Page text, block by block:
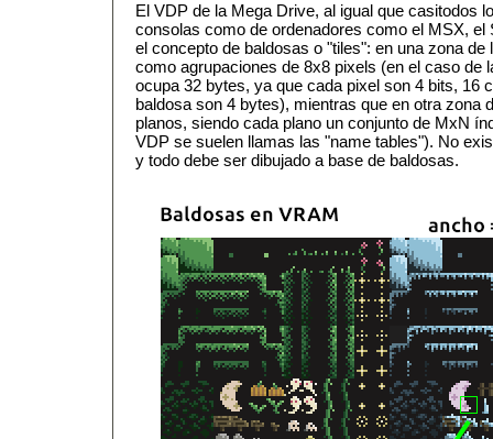
El VDP de la Mega Drive, al igual que casitodos
consolas como de ordenadores como el MSX,
el concepto de baldosas o "tiles": en una zona
como agrupaciones de 8x8 pixels (en el caso de
ocupa 32 bytes, ya que cada pixel son 4 bits, 16
baldosa son 4 bytes), mientras que en otra zona
planos, siendo cada plano un conjunto de MxN
VDP se suelen llamas las "name tables"). No
y todo debe ser dibujado a base de baldosas.